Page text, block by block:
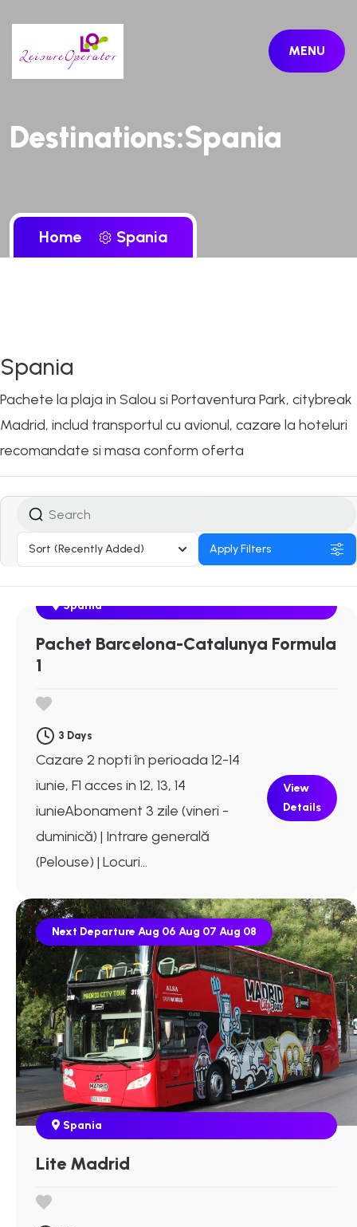
MENU
Destinations:Spania
Home Spania
Spania
Pachete la plaja in Salou si Portaventura Park, citybreak
Madrid, includ transportul cu avionul, cazare la hoteluri
recomandate si masa conform oferta
Sort (Recently Added) Apply Filters
Next DepartureAug 06 Aug 07Aug 08
Spania
Pachet Barcelona-Catalunya Formula
1
3 Days
Cazare 2 nopti în perioada 12-14
iunie, F1 acces in 12, 13, 14
iunieAbonament 3 zile (vineri -
duminică) | Intrare generală
(Pelouse) | Locuri...
View
Details
Next Departure Aug 06 Aug 07 Aug 08
Spania
Lite Madrid